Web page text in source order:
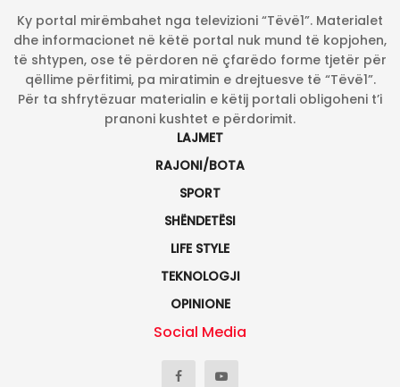
Ky portal mirëmbahet nga televizioni “Tëvë1”. Materialet
dhe informacionet në këtë portal nuk mund të kopjohen,
të shtypen, ose të përdoren në çfarëdo forme tjetër për
qëllime përfitimi, pa miratimin e drejtuesve të “Tëvë1”.
Për ta shfrytëzuar materialin e këtij portali obligoheni t’i
pranoni kushtet e përdorimit.
LAJMET
RAJONI/BOTA
SPORT
SHËNDETËSI
LIFE STYLE
TEKNOLOGJI
OPINIONE
Social Media